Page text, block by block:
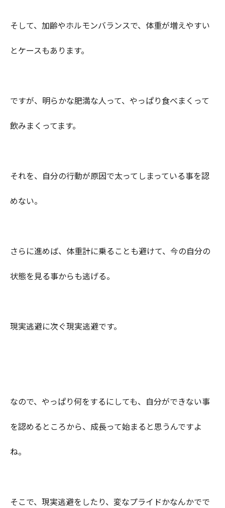
そして、加齢やホルモンバランスで、体重が増えやすい
とケースもあります。
ですが、明らかな肥満な人って、やっぱり食べまくって
飲みまくってます。
それを、自分の行動が原因で太ってしまっている事を認
めない。
さらに進めば、体重計に乗ることも避けて、今の自分の
状態を見る事からも逃げる。
現実逃避に次ぐ現実逃避です。
なので、やっぱり何をするにしても、自分ができない事
を認めるところから、成長って始まると思うんですよ
ね。
そこで、現実逃避をしたり、変なプライドかなんかでで